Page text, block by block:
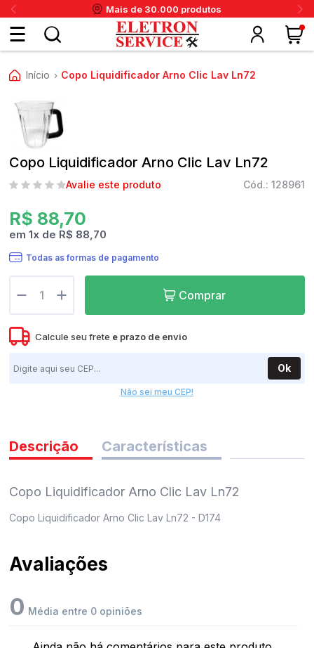
Mais de 30.000 produtos
Cadastre-
se
PanexKrups
Início › Copo Liquidificador Arno Clic Lav Ln72
Copo Liquidificador Arno Clic Lav Ln72
Avalie este produto Cód.: 128961
R$ 88,70
em1x de R$ 88,70
Todas as formas de pagamento
Comprar
Calcule seu frete e prazo de envio
Ok
Não sei meu CEP!
Descrição
Copo Liquidificador Arno Clic Lav Ln72
Copo Liquidificador Arno Clic Lav Ln72 - D174
Características
Avaliações
0 Média entre 0 opiniões